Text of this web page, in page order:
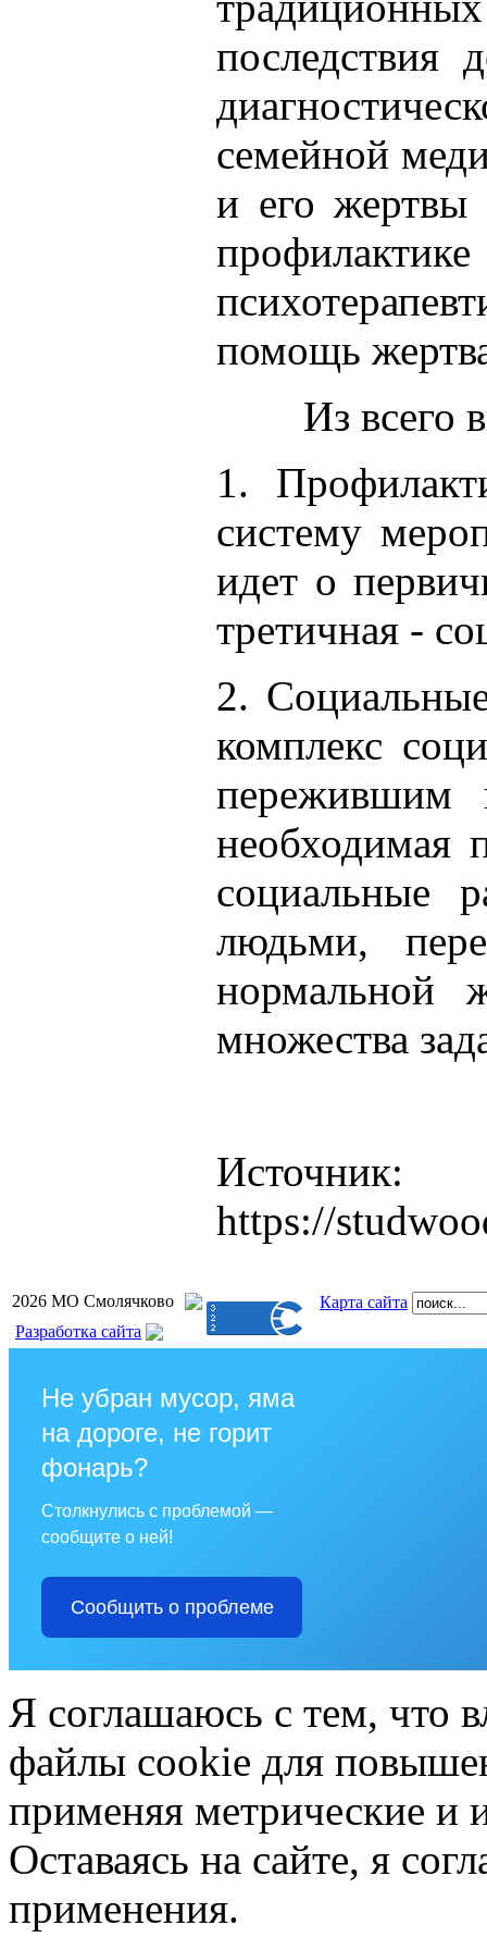
последствия
семейной
и его жертвы
помощь
Из всего
1.
систему
идет о
третичная -
2.
комплекс
пережившим
необходимая
социальные
людьми,
нормальной
множества
Источник:
https://
2026 МО Смолячково
Карта сайта
Разработка сайта
Не убран мусор, яма
на дороге, не горит
фонарь?
Столкнулись с проблемой —
сообщите о ней!
Сообщить о проблеме
Я соглашаюсь с тем, что
файлы cookie для
применяя метрические и
Оставаясь на сайте, я
применения.